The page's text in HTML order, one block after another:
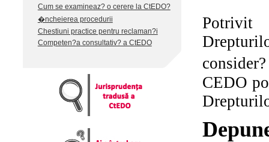
Cum se examineaz? o cerere la CtEDO?
�ncheierea procedurii
Chestiuni practice pentru reclaman?i
Competen?a consultativ? a CtEDO
Potrivit
CEDO